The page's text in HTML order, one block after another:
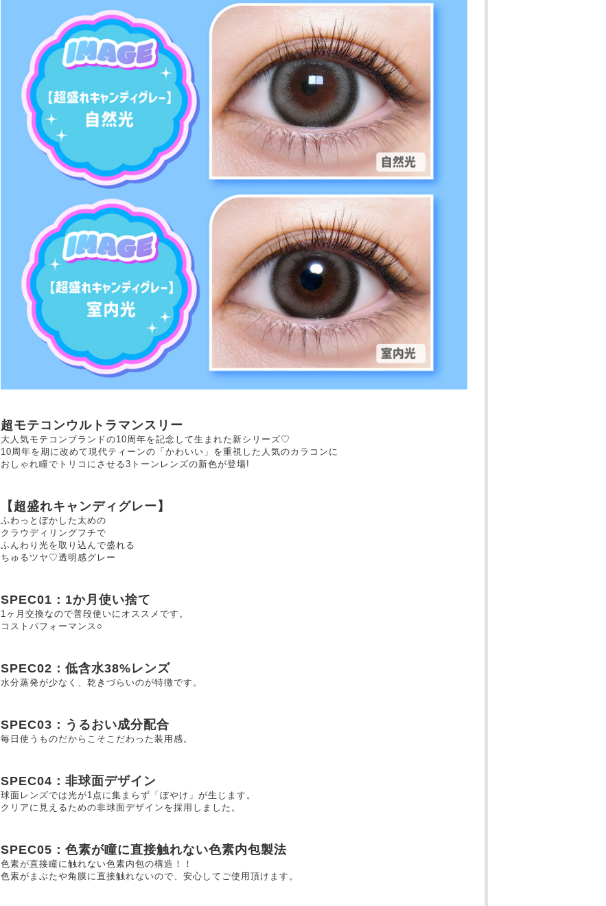
超モテコンウルトラマンスリー
大人気モテコンブランドの10周年を記念して生まれた新シリーズ♡
10周年を期に改めて現代ティーンの「かわいい」を重視した人気のカラコンに
おしゃれ瞳でトリコにさせる3トーンレンズの新色が登場!
【超盛れキャンディグレー】
ふわっとぼかした太めの
クラウディリングフチで
ふんわり光を取り込んで盛れる
ちゅるツヤ♡透明感グレー
SPEC01：1か月使い捨て
1ヶ月交換なので普段使いにオススメです。
コストパフォーマンス○
SPEC02：低含水38%レンズ
水分蒸発が少なく、乾きづらいのが特徴です。
SPEC03：うるおい成分配合
毎日使うものだからこそこだわった装用感。
SPEC04：非球面デザイン
球面レンズでは光が1点に集まらず「ぼやけ」が生じます。
クリアに見えるための非球面デザインを採用しました。
SPEC05：色素が瞳に直接触れない色素内包製法
色素が直接瞳に触れない色素内包の構造！！
色素がまぶたや角膜に直接触れないので、安心してご使用頂けます。